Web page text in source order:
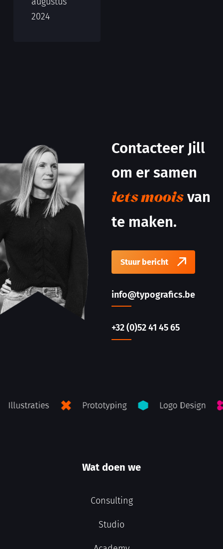
2024
Contacteer Jill
om er samen
iets moois van
te maken.
Stuur bericht
info@typografics.be
+32 (0)52 41 45 65
Wat doen we
Consulting
Studio